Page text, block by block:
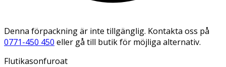
Denna förpackning är inte tillgänglig. Kontakta oss på
0771-450 450 eller gå till butik för möjliga alternativ.
Flutikasonfuroat